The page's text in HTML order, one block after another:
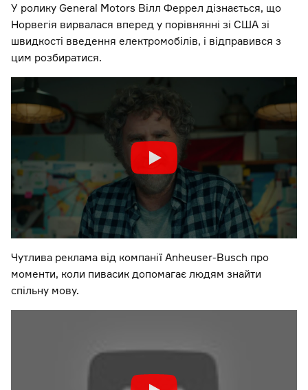
У ролику General Motors Вілл Феррел дізнається, що
Норвегія вирвалася вперед у порівнянні зі США зі
швидкості введення електромобілів, і відправився з
цим розбиратися.
Чутлива реклама від компанії Anheuser-Busch про
моменти, коли пивасик допомагає людям знайти
спільну мову.